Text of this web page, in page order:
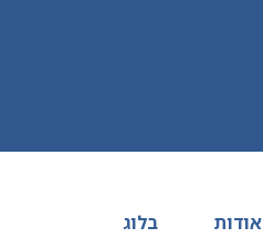
אודות בלוג